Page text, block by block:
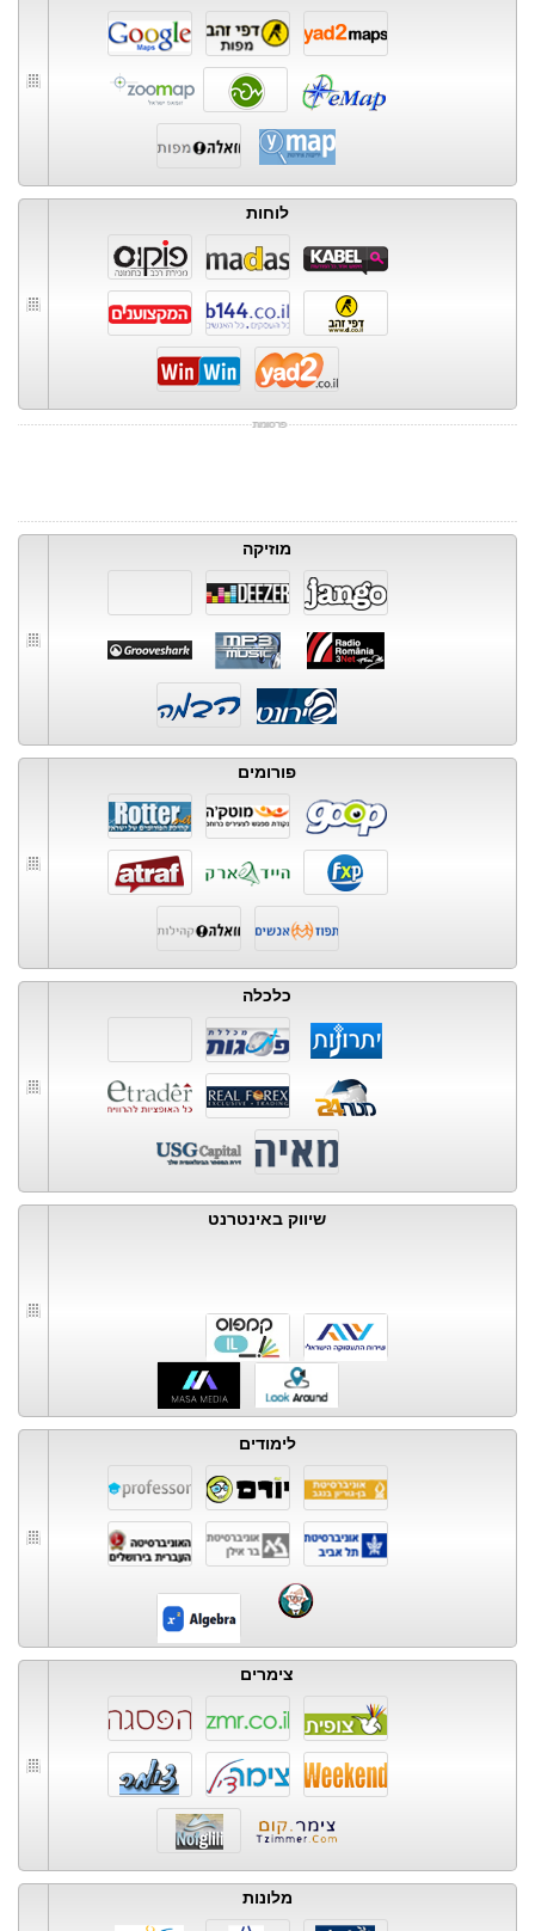
לוחות
מוזיקה
פורומים
כלכלה
שיווק באינטרנט
לימודים
צימרים
מלונות